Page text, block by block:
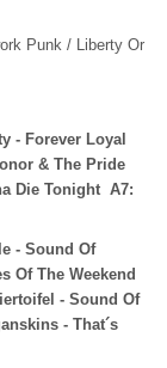
Punk / Liberty Or
- Forever Loyal
& The Pride
Die Tonight A7:
- Sound Of
Of The Weekend
- Sound Of
- That´s